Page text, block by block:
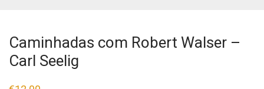
Caminhadas com Robert Walser –
Carl Seelig